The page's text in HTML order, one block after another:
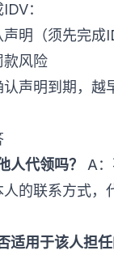
：
明（须先完成
款风险
声明到期，越
人代领吗？
A
的联系方式，
适用于该人担